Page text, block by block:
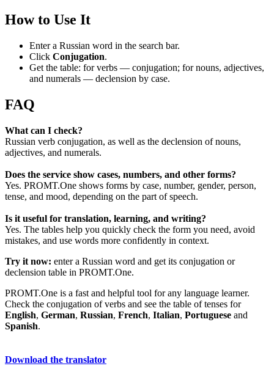
How to Use It
Enter a Russian word in the search bar.
Click Conjugation.
Get the table: for verbs — conjugation; for nouns, adjectives,
and numerals — declension by case.
FAQ
What can I check?
Russian verb conjugation, as well as the declension of nouns,
adjectives, and numerals.
Does the service show cases, numbers, and other forms?
Yes. PROMT.One shows forms by case, number, gender, person,
tense, and mood, depending on the part of speech.
Is it useful for translation, learning, and writing?
Yes. The tables help you quickly check the form you need, avoid
mistakes, and use words more confidently in context.
Try it now: enter a Russian word and get its conjugation or
declension table in PROMT.One.
PROMT.One is a fast and helpful tool for any language learner.
Check the conjugation of verbs and see the table of tenses for
English, German, Russian, French, Italian, Portuguese and
Spanish.
Download the translator